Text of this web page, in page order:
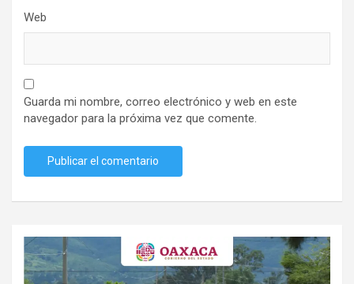
Web
Guarda mi nombre, correo electrónico y web en este
navegador para la próxima vez que comente.